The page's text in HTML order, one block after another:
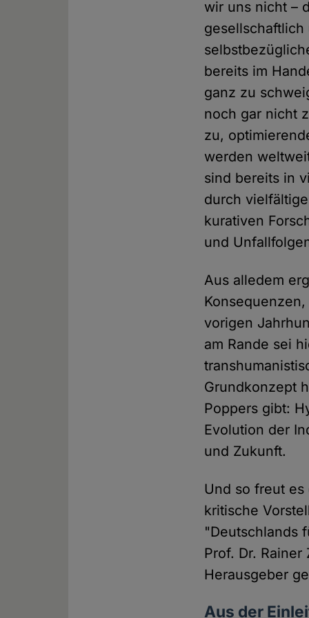
wir uns nicht –
bereits im
ganz zu
noch gar nicht
zu,
werden
sind bereits in
durch
kurativen
und
Aus alledem
vorigen
am Rande sei
Grundkonzept
Poppers gibt:
Evolution der
und Zukunft.
Und so freut
kritische
"Deutschlands
Prof. Dr.
Herausgeber
Aus der